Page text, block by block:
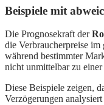
Beispiele mit
Die Prognosekraft der
die Verbraucherpreise
während bestimmter
nicht unmittelbar zu
Diese Beispiele zeigen,
Verzögerungen